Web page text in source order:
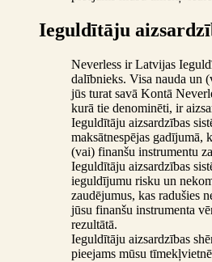
Ieguldītāju
Neverless ir Latvijas
dalībnieks. Visa nauda un
jūs turat savā Kontā
kurā tie denominēti, ir
Ieguldītāju aizsardzības
maksātnespējas gadījumā,
(vai) finanšu instrumentu
Ieguldītāju aizsardzības
ieguldījumu risku un
zaudējumus, kas radušies
jūsu finanšu instrumenta
rezultātā.
Ieguldītāju aizsardzības
pieejams mūsu